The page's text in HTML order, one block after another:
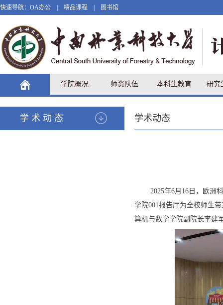
快速导航： OA办公 精品课程 图书馆
学院概况 师资队伍 本科生教育 研究
学术动态 学术动态
2025年6月16日，欧洲
学院001报告厅为全校师生
算机与数学学院副院长李建